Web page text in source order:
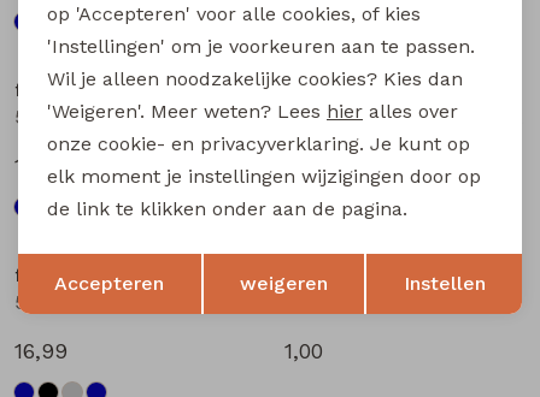
flinq
506331BB W20264 baby jongens lange broek Denim black
16,99
flinq
16,99
flinq
16,99
flinq
1,00
Terug Opslaan
op 'Accepteren' voor alle cookies, of kies
'Instellingen' om je voorkeuren aan te passen.
Wil je alleen noodzakelijke cookies? Kies dan
'Weigeren'. Meer weten? Lees hier alles over
onze cookie- en privacyverklaring. Je kunt op
elk moment je instellingen wijzigingen door op
de link te klikken onder aan de pagina.
Accepteren weigeren Instellen